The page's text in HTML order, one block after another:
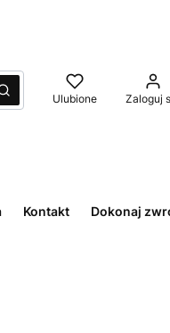
Szukaj Ulubione Zaloguj
Kontakt Dokonaj